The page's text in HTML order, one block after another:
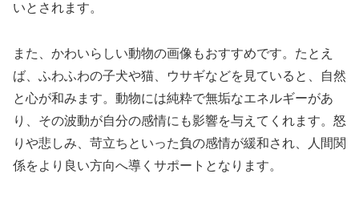
いとされます。
また、かわいらしい動物の画像もおすすめです。たとえ
ば、ふわふわの子犬や猫、ウサギなどを見ていると、自然
と心が和みます。動物には純粋で無垢なエネルギーがあ
り、その波動が自分の感情にも影響を与えてくれます。怒
りや悲しみ、苛立ちといった負の感情が緩和され、人間関
係をより良い方向へ導くサポートとなります。